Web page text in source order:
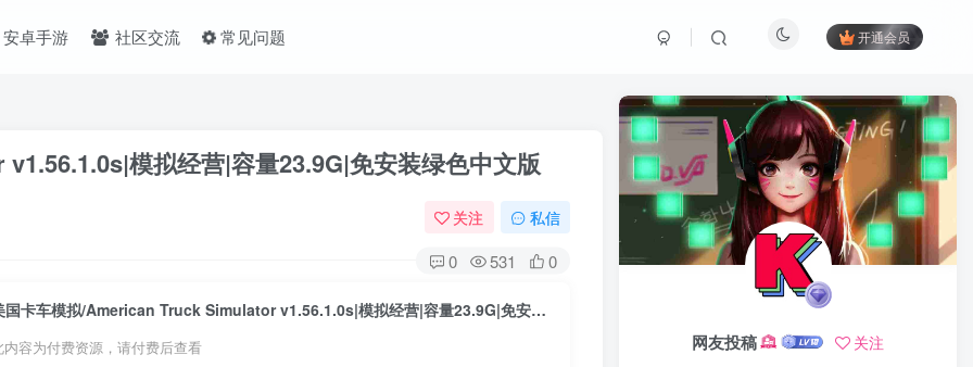
安卓手游 社区交流 常见问题 开通会员
模拟经营|容量23.9G|免安装绿色中文版
关注 私信
0 531 0
美国卡车模拟/American Truck Simulator v1.56.1.0s|模拟经营|容量23.9G|免安装绿色中文版
内容为付费资源，请付费后查看 网友投稿 关注